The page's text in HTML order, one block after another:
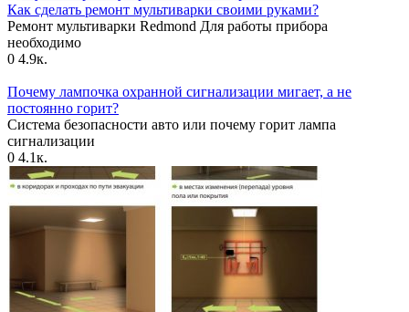
Как сделать ремонт мультиварки своими руками?
Ремонт мультиварки Redmond Для работы прибора
необходимо
0 4.9к.
Почему лампочка охранной сигнализации мигает, а не
постоянно горит?
Система безопасности авто или почему горит лампа
сигнализации
0 4.1к.